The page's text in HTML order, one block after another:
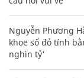
Nguyễn Phương
khoe sổ đỏ tính
nghìn tỷ'